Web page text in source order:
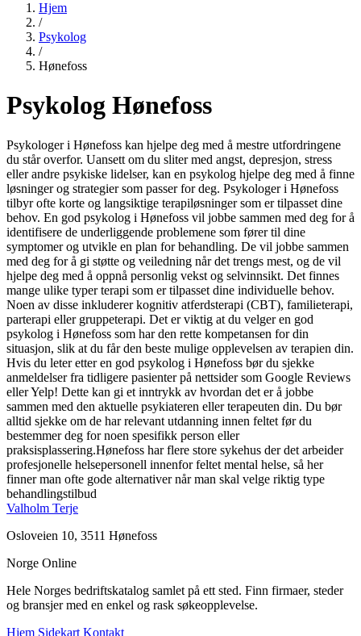
Hjem
/
Psykolog
/
Hønefoss
Psykolog Hønefoss
Psykologer i Hønefoss kan hjelpe deg med å mestre utfordringene
du står overfor. Uansett om du sliter med angst, depresjon, stress
eller andre psykiske lidelser, kan en psykolog hjelpe deg med å finne
løsninger og strategier som passer for deg. Psykologer i Hønefoss
tilbyr ofte korte og langsiktige terapiløsninger som er tilpasset dine
behov. En god psykolog i Hønefoss vil jobbe sammen med deg for å
identifisere de underliggende problemene som fører til dine
symptomer og utvikle en plan for behandling. De vil jobbe sammen
med deg for å gi støtte og veiledning når det trengs mest, og de vil
hjelpe deg med å oppnå personlig vekst og selvinnsikt. Det finnes
mange ulike typer terapi som er tilpasset dine individuelle behov.
Noen av disse inkluderer kognitiv atferdsterapi (CBT), familieterapi,
parterapi eller gruppeterapi. Det er viktig at du velger en god
psykolog i Hønefoss som har den rette kompetansen for din
situasjon, slik at du får den beste mulige opplevelsen av terapien din.
Hvis du leter etter en god psykolog i Hønefoss bør du sjekke
anmeldelser fra tidligere pasienter på nettsider som Google Reviews
eller Yelp! Dette kan gi et inntrykk av hvordan det er å jobbe
sammen med den aktuelle psykiateren eller terapeuten din. Du bør
alltid sjekke om de har relevant utdanning innen feltet før du
bestemmer deg for noen spesifikk person eller
praksisplassering.Hønefoss har flere store sykehus der det arbeider
profesjonelle helsepersonell innenfor feltet mental helse, så her
finner man ofte gode alternativer når man skal velge riktig type
behandlingstilbud
Valholm Terje
Osloveien 10, 3511 Hønefoss
Norge Online
Hele Norges bedriftskatalog samlet på ett sted. Finn firmaer, steder
og bransjer med en enkel og rask søkeopplevelse.
Hjem Sidekart Kontakt